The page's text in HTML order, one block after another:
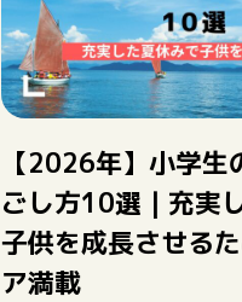
【2026年】小学生
ごし方10選｜充実
子供を成長させる
ア満載